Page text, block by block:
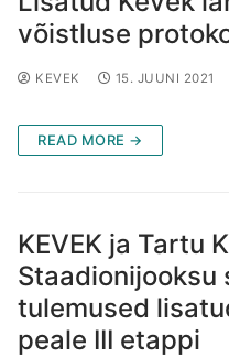
võistluse
KEVEK 15. JUUNI 2021
READ MORE →
KEVEK ja Tartu
Staadionijooksu
tulemused
peale III etappi